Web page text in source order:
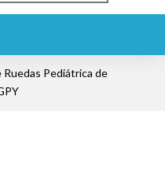
Ruedas Pediátrica de